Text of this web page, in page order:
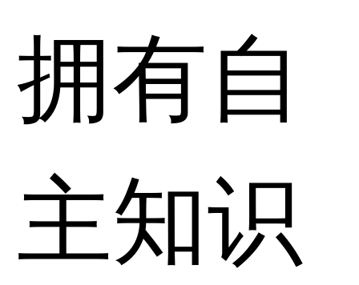
拥有自
主知识